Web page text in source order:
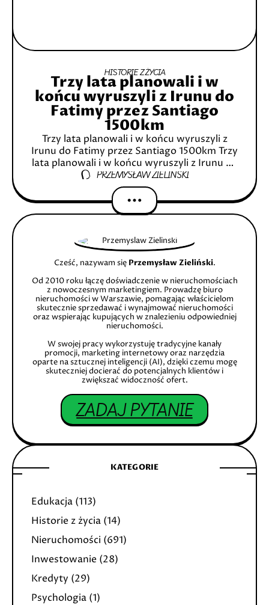
HISTORIE Z ŻYCIA
Trzy lata planowali i w
końcu wyruszyli z Irunu do
Fatimy przez Santiago
1500km
Trzy lata planowali i w końcu wyruszyli z
Irunu do Fatimy przez Santiago 1500km Trzy
lata planowali i w końcu wyruszyli z Irunu do
Fatimy przez Santiago 1500km Spis treści
PRZEMYSŁAW ZIELIŃSKI
Cześć, nazywam się Przemysław Zieliński.
Od 2010 roku łączę doświadczenie w nieruchomościach
z nowoczesnym marketingiem. Prowadzę biuro
nieruchomości w Warszawie, pomagając właścicielom
skutecznie sprzedawać i wynajmować nieruchomości
oraz wspierając kupujących w znalezieniu odpowiedniej
nieruchomości.
W swojej pracy wykorzystuję tradycyjne kanały
promocji, marketing internetowy oraz narzędzia
oparte na sztucznej inteligencji (AI), dzięki czemu mogę
skuteczniej docierać do potencjalnych klientów i
zwiększać widoczność ofert.
ZADAJ PYTANIE
KATEGORIE
Edukacja (113)
Historie z życia (14)
Nieruchomości (691)
Inwestowanie (28)
Kredyty (29)
Psychologia (1)